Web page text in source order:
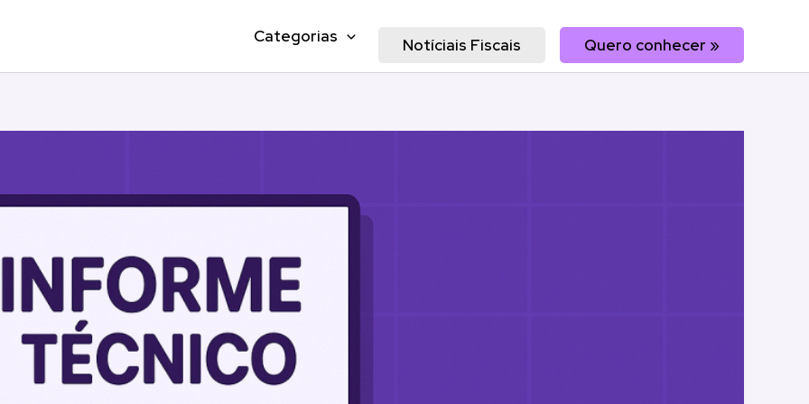
Categorias Notíciais Fiscais Quero conhecer »